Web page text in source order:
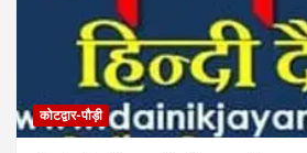
कोटद्वार-पौड़ी